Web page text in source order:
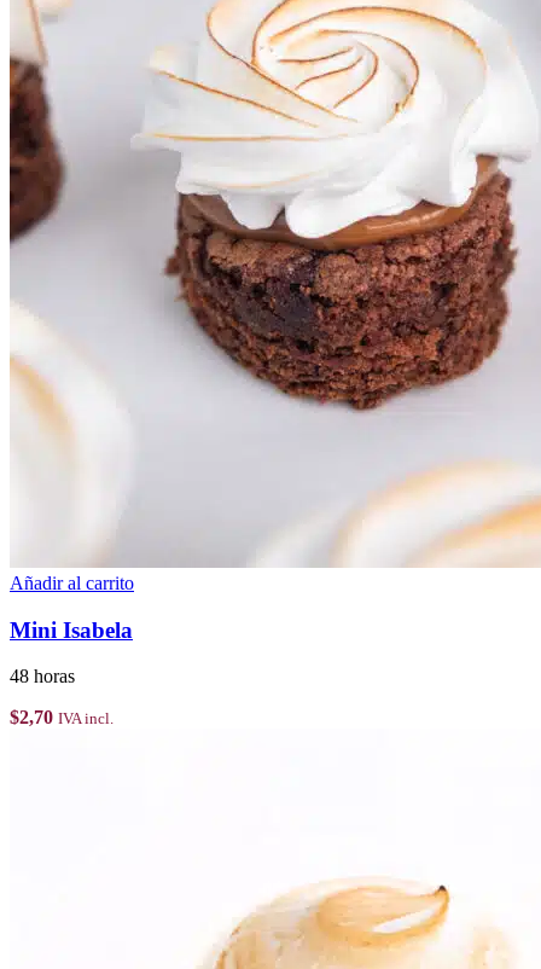
Añadir al carrito
Mini Isabela
48 horas
$2,70 IVA incl.